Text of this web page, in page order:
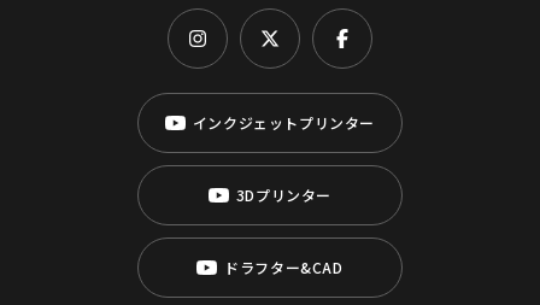
インクジェットプリンター
3Dプリンター
ドラフター&CAD